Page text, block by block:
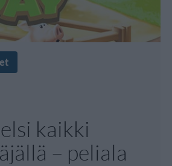
kaikki
– peliala